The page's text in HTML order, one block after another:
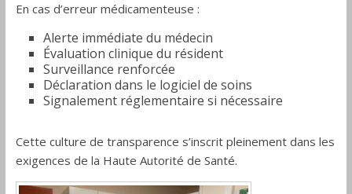
En cas d’erreur médicamenteuse :
Alerte immédiate du médecin
Évaluation clinique du résident
Surveillance renforcée
Déclaration dans le logiciel de soins
Signalement réglementaire si nécessaire
Cette culture de transparence s’inscrit pleinement dans les
exigences de la Haute Autorité de Santé.